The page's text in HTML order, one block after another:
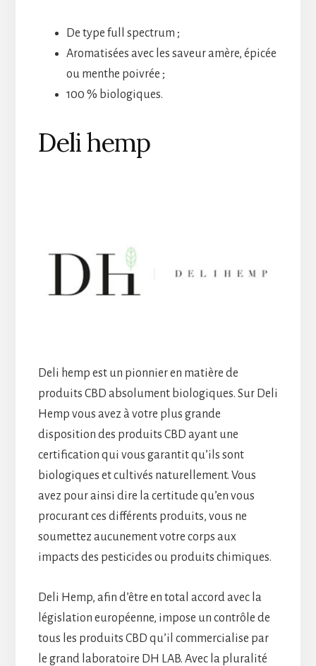
De type full spectrum ;
Aromatisées avec les saveur amère, épicée
ou menthe poivrée ;
100 % biologiques.
Deli hemp
Deli hemp est un pionnier en matière de
produits CBD absolument biologiques. Sur Deli
Hemp vous avez à votre plus grande
disposition des produits CBD ayant une
certification qui vous garantit qu’ils sont
biologiques et cultivés naturellement. Vous
avez pour ainsi dire la certitude qu’en vous
procurant ces différents produits, vous ne
soumettez aucunement votre corps aux
impacts des pesticides ou produits chimiques.
Deli Hemp, afin d’être en total accord avec la
législation européenne, impose un contrôle de
tous les produits CBD qu’il commercialise par
le grand laboratoire DH LAB. Avec la pluralité